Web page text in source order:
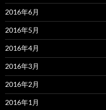
2016年6月
2016年5月
2016年4月
2016年3月
2016年2月
2016年1月